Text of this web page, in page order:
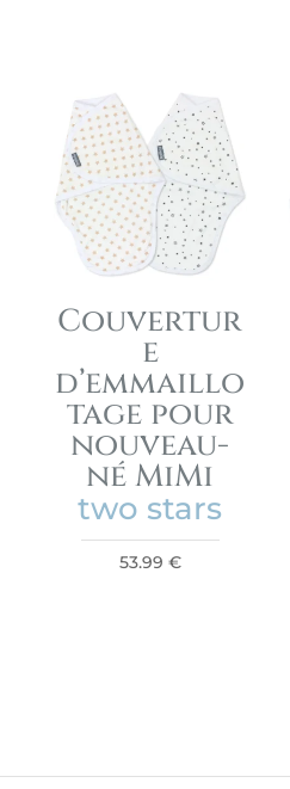
Couvertur
e
d’emmaillo
tage pour
nouveau-
né MiMi
two stars
53.99 €